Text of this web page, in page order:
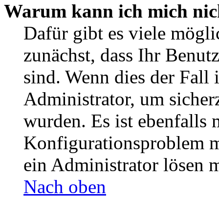
Warum kann ich mich
Dafür gibt es viele
zunächst, dass Ihr
sind. Wenn dies der Fall
Administrator, um
wurden. Es ist ebenfalls
Konfigurationsproblem
ein Administrator lösen
Nach oben